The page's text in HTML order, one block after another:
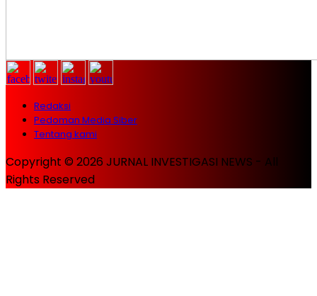
Redaksi
Pedoman Media Siber
Tentang kami
Copyright © 2026 JURNAL INVESTIGASI NEWS - All
Rights Reserved